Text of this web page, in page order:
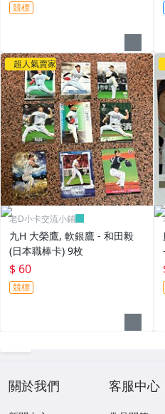
競標
超人氣賣家
老D小卡交流小鋪
九H 大榮鷹, 軟銀鷹 - 和田毅
(日本職棒卡) 9枚
$ 60
競標
廉
關於我們 客服中心